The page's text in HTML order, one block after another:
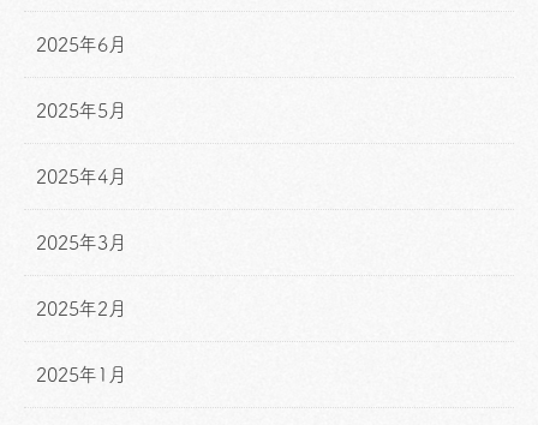
2025年6月
2025年5月
2025年4月
2025年3月
2025年2月
2025年1月